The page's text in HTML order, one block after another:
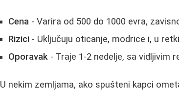
Cena - Varira od 500 do 1000 evra,
Rizici - Uključuju oticanje, modrice i, u
Oporavak - Traje 1-2 nedelje, sa vidljivim
U nekim zemljama, ako spušteni kapci